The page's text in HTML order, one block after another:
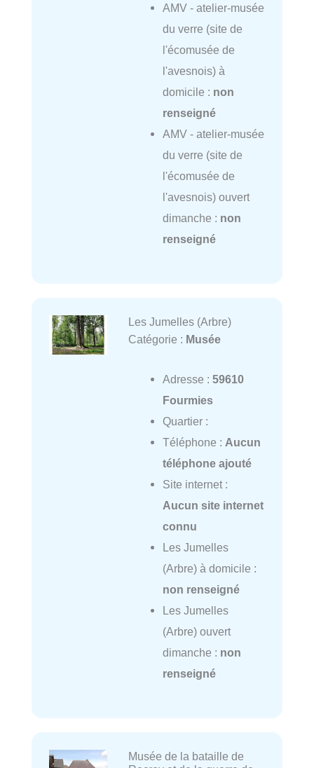
AMV - atelier-musée
du verre (site de
l'écomusée de
l'avesnois) à
domicile : non
renseigné
AMV - atelier-musée
du verre (site de
l'écomusée de
l'avesnois) ouvert
dimanche : non
renseigné
Les Jumelles (Arbre)
Catégorie : Musée
Adresse : 59610
Fourmies
Quartier :
Téléphone : Aucun
téléphone ajouté
Site internet :
Aucun site internet
connu
Les Jumelles
(Arbre) à domicile :
non renseigné
Les Jumelles
(Arbre) ouvert
dimanche : non
renseigné
Musée de la bataille de